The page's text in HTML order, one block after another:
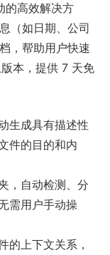
的高效解决方
（如日期、公司
，帮助用户快速
本，提供 7 天免
生成具有描述性
件的目的和内
，自动检测、分
需用户手动操
的上下文关系，